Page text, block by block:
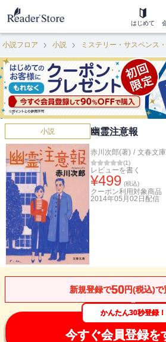
はじめて
小説フロア 小説 ミステリー・サスペンス
小説 幽霊注意報
赤川次郎(著) / 文春文庫
(1)
レビューを書く
¥499 (税込)
クーポン利用対象商品
2014年05月02日 配信
新規登録で50円(税込)で
かんたん30秒登録！
今すぐ会員登録を